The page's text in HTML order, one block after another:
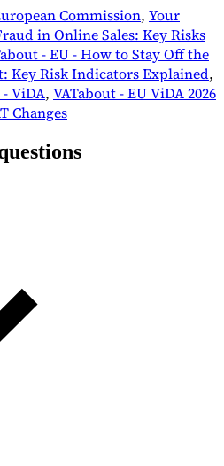
Commission, Your
in Online Sales: Key Risks
- EU - How to Stay Off the
Key Risk Indicators Explained,
ViDA, VATabout - EU ViDA 2026
Changes